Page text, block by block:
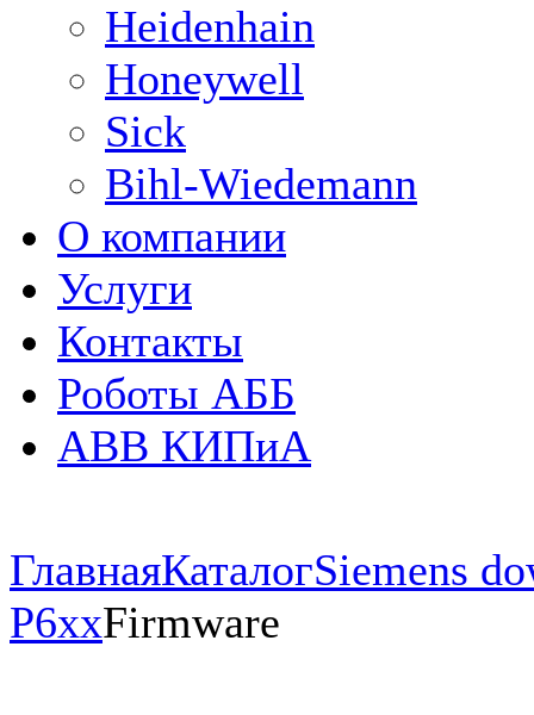
Heidenhain
Honeywell
Sick
Bihl-Wiedemann
О компании
Услуги
Контакты
Роботы АББ
ABB КИПиА
ГлавнаяКаталогSiemens
P6xxFirmware